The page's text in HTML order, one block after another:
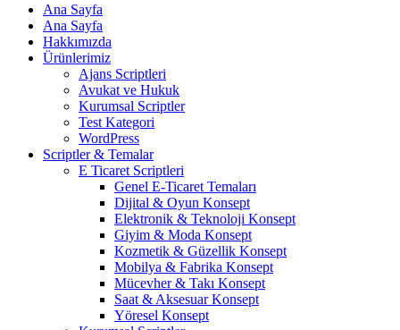
Ana Sayfa
Ana Sayfa
Hakkımızda
Ürünlerimiz
Ajans Scriptleri
Avukat ve Hukuk
Kurumsal Scriptler
Test Kategori
WordPress
Scriptler & Temalar
E Ticaret Scriptleri
Genel E-Ticaret Temaları
Dijital & Oyun Konsept
Elektronik & Teknoloji Konsept
Giyim & Moda Konsept
Kozmetik & Güzellik Konsept
Mobilya & Fabrika Konsept
Mücevher & Takı Konsept
Saat & Aksesuar Konsept
Yöresel Konsept